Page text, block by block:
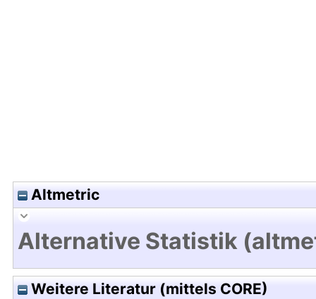
Altmetric
Alternative Statistik
Weitere Literatur (mittels CORE)